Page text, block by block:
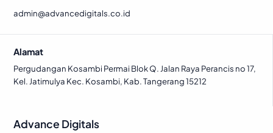
admin@advancedigitals.co.id
Alamat
Pergudangan Kosambi Permai Blok Q. Jalan Raya Perancis no 17,
Kel. Jatimulya Kec. Kosambi, Kab. Tangerang 15212
Advance Digitals